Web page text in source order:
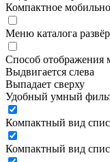
Компактное
Меню каталога
Способ отображения
Выдвигается слева
Выпадает сверху
Удобный умный
Компактный вид
Компактный вид